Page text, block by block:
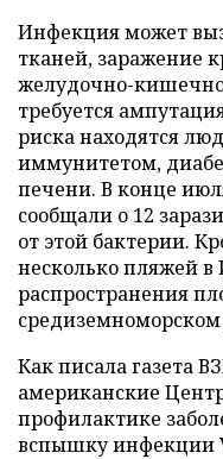
Инфекция может
тканей, заражение
желудочно-
требуется
риска находятся
иммунитетом,
печени. В конце
сообщали о 12
от этой бактерии.
несколько пляжей
распространения
Как писала газета
американские
профилактике
вспышку инфекции